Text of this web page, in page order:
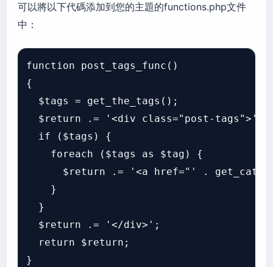
可以將以下代碼添加到您的主題的functions.php文件
中：
function post_tags_func (
{
$tags
= get_the_tags ();
$return .= '<div class="post-tags">'
if ( $tags ) {
foreach ( $tags as $tag ) {
$return .= '<a href="' .
    }
  }
$return .= '</div>' ;
return
$return ;
}